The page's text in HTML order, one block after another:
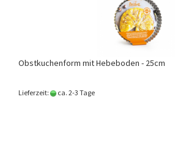
Obstkuchenform mit Hebeboden - 25cm
Lieferzeit: ca. 2-3 Tage